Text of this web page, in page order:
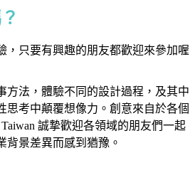
，只要有興趣的朋友都歡迎來參加喔
方法，體驗不同的設計過程，及其中
思考中顛覆想像力。創意來自於各個
誠摯歡迎各領域的朋友們一起
背景差異而感到猶豫。